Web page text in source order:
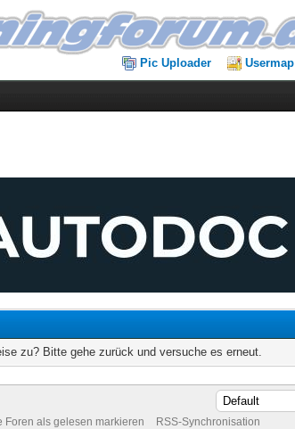
Pic Uploader Usermap
zu? Bitte gehe zurück und versuche es erneut.
Foren als gelesen markieren RSS-Synchronisation